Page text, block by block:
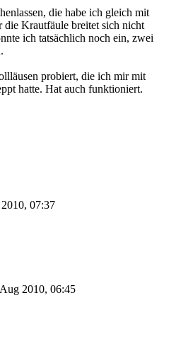
die habe ich gleich mit
die Krautfäule breitet sich nicht
ich tatsächlich noch ein, zwei
probiert, die ich mir mit
hatte. Hat auch funktioniert.
07:37
2010, 06:45